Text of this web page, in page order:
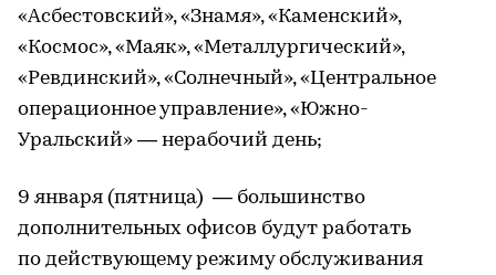
«Асбестовский», «Знамя», «Каменский»,
«Космос», «Маяк», «Металлургический»,
«Ревдинский», «Солнечный», «Центральное
операционное управление», «Южно-
Уральский» — нерабочий день;
9 января (пятница) — большинство
дополнительных офисов будут работать
по действующему режиму обслуживания